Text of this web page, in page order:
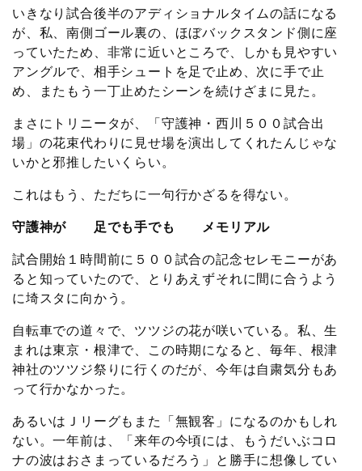
o
k
r t
e
n
k
いきなり試合後半のアディショナルタイムの話になる
が、私、南側ゴール裏の、ほぼバックスタンド側に座
っていたため、非常に近いところで、しかも見やすい
アングルで、相手シュートを足で止め、次に手で止
め、またもう一丁止めたシーンを続けざまに見た。
まさにトリニータが、「守護神・西川５００試合出
場」の花束代わりに見せ場を演出してくれたんじゃな
いかと邪推したいくらい。
これはもう、ただちに一句行かざるを得ない。
守護神が 足でも手でも メモリアル
試合開始１時間前に５００試合の記念セレモニーがあ
ると知っていたので、とりあえずそれに間に合うよう
に埼スタに向かう。
自転車での道々で、ツツジの花が咲いている。私、生
まれは東京・根津で、この時期になると、毎年、根津
神社のツツジ祭りに行くのだが、今年は自粛気分もあ
って行かなかった。
あるいはＪリーグもまた「無観客」になるのかもしれ
ない。一年前は、「来年の今頃には、もうだいぶコロ
ナの波はおさまっているだろう」と勝手に想像してい